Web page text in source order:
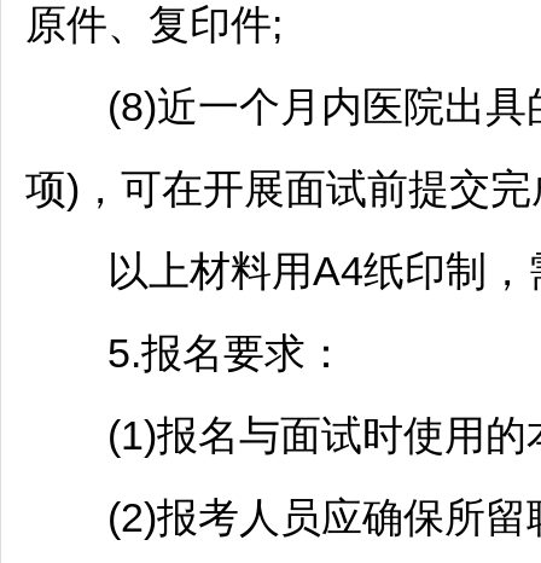
原件、复印件;
(8)近一个月内医院出具
项)，可在开展面试前提交
以上材料用A4纸印制，
5.报名要求：
(1)报名与面试时使用的
(2)报考人员应确保所留